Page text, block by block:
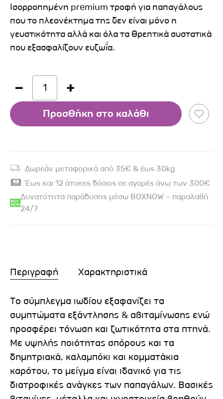
Ισορροπημένη premium τροφή για παπαγάλους
που το πλεονέκτημα της δεν είναι μόνο η
γευστικότητα αλλά και όλα τα θρεπτικά συστατικά
που εξασφαλίζουν ευζωΐα.
1
Προσθήκη στο καλάθι
Δωρεάν μεταφορικά από 35€ & έως 30kg
Έως και 12 άτοκες δόσεις σε αγορές άνω των 300€
Δυνατότητα παράδοσης μέσω BOXNOW – παραλαβή
24/7
Περιγραφή Χαρακτηριστικά
Το σύμπλεγμα ιωδίου εξαφανίζει τα
συμπτώματα εξάντλησης & αβιταμίνωσης ενώ
προσφέρει τόνωση και ζωτικότητα στα πτηνά.
Με υψηλής ποιότητας σπόρους και τα
δημητριακά, καλαμπόκι και κομματάκια
καρότου, το μείγμα είναι ιδανικό για τις
διατροφικές ανάγκες των παπαγάλων. Βασικές